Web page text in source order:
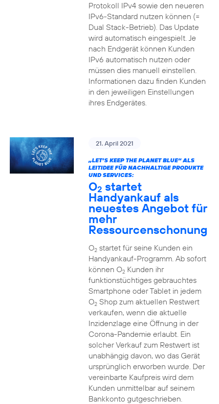
Protokoll IPv4 sowie den neueren
IPv6-Standard nutzen können (=
Dual Stack-Betrieb). Das Update
wird automatisch eingespielt. Je
nach Endgerät können Kunden
IPv6 automatisch nutzen oder
müssen dies manuell einstellen.
Informationen dazu finden Kunden
in den jeweiligen Einstellungen
ihres Endgerätes.
21. April 2021
„LET’S KEEP THE PLANET BLUE“ ALS
LEITIDEE FÜR NACHHALTIGE PRODUKTE
UND SERVICES:
O2 startet
Handyankauf als
neuestes Angebot für
mehr
Ressourcenschonung
O2startet für seine Kunden ein
Handyankauf-Programm. Ab sofort
können O2Kunden ihr
funktionstüchtiges gebrauchtes
Smartphone oder Tablet in jedem
O2Shop zum aktuellen Restwert
verkaufen, wenn die aktuelle
Inzidenzlage eine Öffnung in der
Corona-Pandemie erlaubt. Ein
solcher Verkauf zum Restwert ist
unabhängig davon, wo das Gerät
ursprünglich erworben wurde. Der
vereinbarte Kaufpreis wird dem
Kunden unmittelbar auf seinem
Bankkonto gutgeschrieben.